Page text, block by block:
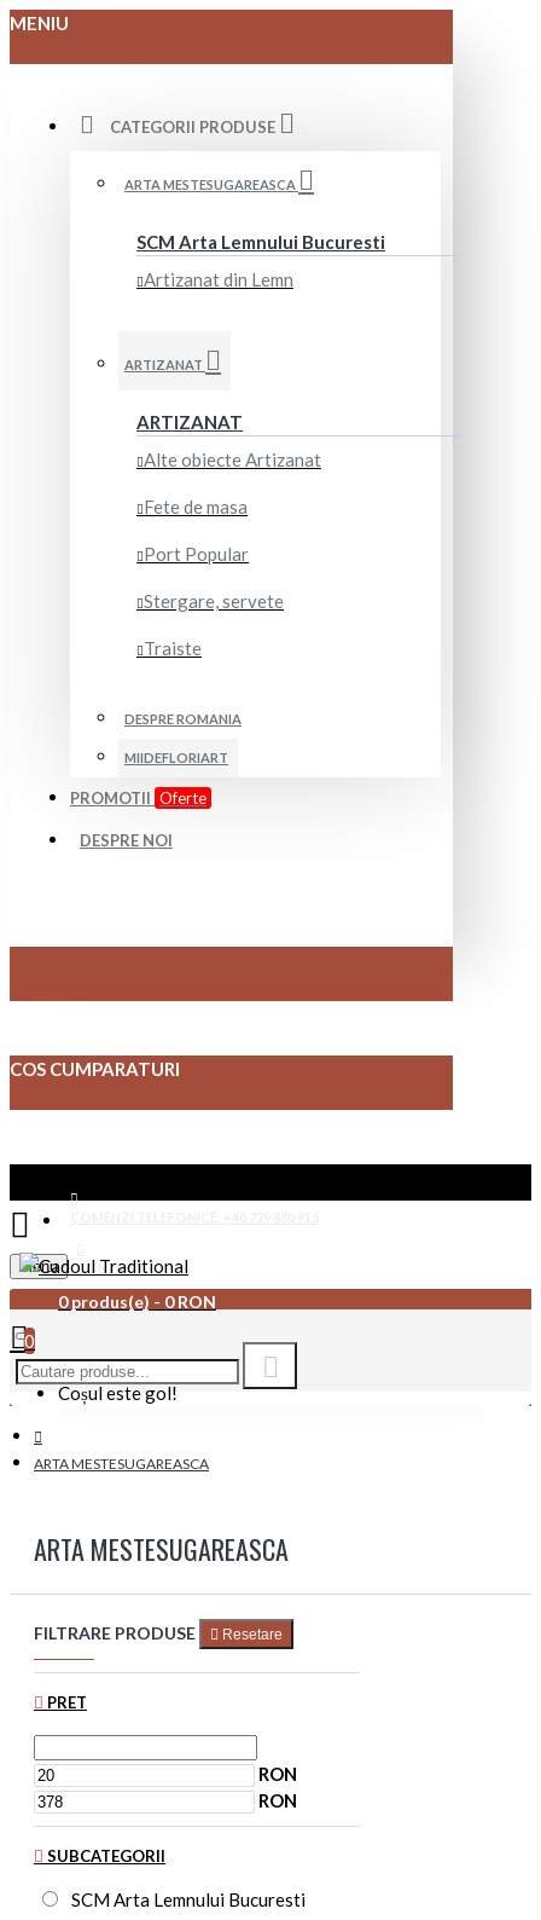
MENIU
CATEGORII PRODUSE
ARTA MESTESUGAREASCA
SCM Arta Lemnului Bucuresti
Artizanat din Lemn
ARTIZANAT
ARTIZANAT
Alte obiecte Artizanat
Fete de masa
Port Popular
Stergare, servete
Traiste
DESPRE ROMANIA
MIIDEFLORIART
PROMOTII Oferte
DESPRE NOI
COS CUMPARATURI
CONTACT
Menu
0 produs(e) - 0 RON
0
Coșul este gol!
ARTA MESTESUGAREASCA
ARTA MESTESUGAREASCA
FILTRARE PRODUSE Resetare
PRET
RON
RON
SUBCATEGORII
SCM Arta Lemnului Bucuresti